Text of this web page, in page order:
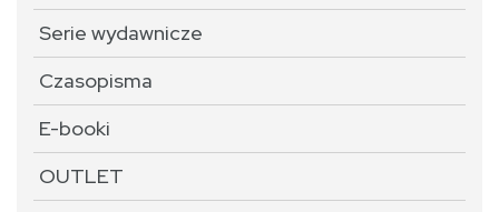
Serie wydawnicze
Czasopisma
E-booki
OUTLET